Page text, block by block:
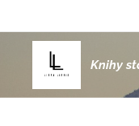
Knihy